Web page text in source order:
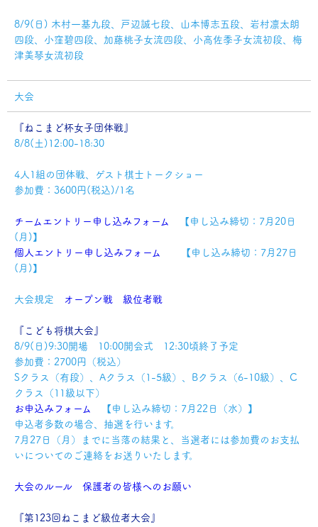
8/9(日) 木村一基九段、戸辺誠七段、山本博志五段、岩村凛太朗
四段、小窪碧四段、加藤桃子女流四段、小高佐季子女流初段、梅
津美琴女流初段
大会
『ねこまど杯女子団体戦』
8/8(土)12:00-18:30
4人1組の団体戦、ゲスト棋士トークショー
参加費：3600円(税込)/1名
チームエントリー申し込みフォーム
【申し込み締切：7月20日
(月)】
個人エントリー申し込みフォーム
【申し込み締切：7月27日
(月)】
大会規定 オープン戦 級位者戦
『こども将棋大会』
8/9(日)9:30開場 10:00開会式 12:30頃終了予定
参加費：2700円（税込）
Sクラス（有段）、Aクラス（1-5級）、Bクラス（6-10級）、C
クラス（11級以下）
お申込みフォーム
【申し込み締切：7月22日（水）】
申込者多数の場合、抽選を行います。
7月27日（月）までに当落の結果と、当選者には参加費のお支払
いについてのご連絡をお送りいたします。
大会のルール 保護者の皆様へのお願い
『第123回ねこまど級位者大会』